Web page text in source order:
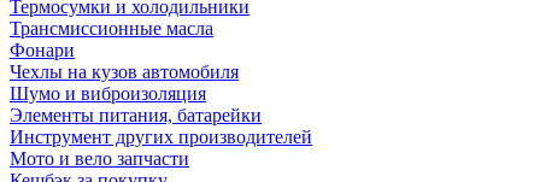
Термосумки и холодильники
Трансмиссионные масла
Фонари
Чехлы на кузов автомобиля
Шумо и виброизоляция
Элементы питания, батарейки
Инструмент других производителей
Мото и вело запчасти